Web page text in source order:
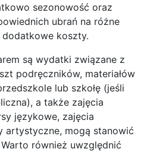
sezonowość oraz
ubrań na różne
koszty.
są wydatki związane z
podręczników, materiałów
lub szkołę (jeśli
a także zajęcia
językowe, zajęcia
artystyczne, mogą stanowić
również uwzględnić